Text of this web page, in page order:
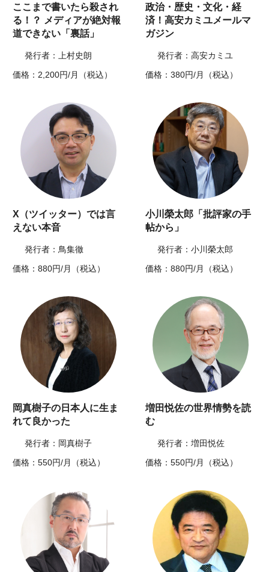
ここまで書いたら殺され
る！？ メディアが絶対報
道できない「裏話」
発行者：上村史朗
価格：2,200円/月（税込）
政治・歴史・文化・経
済！高安カミユメールマ
ガジン
発行者：高安カミユ
価格：380円/月（税込）
X（ツイッター）では言
えない本音
発行者：鳥集徹
価格：880円/月（税込）
小川榮太郎「批評家の手
帖から」
発行者：小川榮太郎
価格：880円/月（税込）
岡真樹子の日本人に生ま
れて良かった
発行者：岡真樹子
価格：550円/月（税込）
増田悦佐の世界情勢を読
む
発行者：増田悦佐
価格：550円/月（税込）